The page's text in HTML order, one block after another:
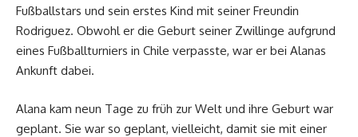
Fußballstars und sein erstes Kind mit seiner Freundin
Rodriguez. Obwohl er die Geburt seiner Zwillinge aufgrund
eines Fußballturniers in Chile verpasste, war er bei Alanas
Ankunft dabei.
Alana kam neun Tage zu früh zur Welt und ihre Geburt war
geplant. Sie war so geplant, vielleicht, damit sie mit einer